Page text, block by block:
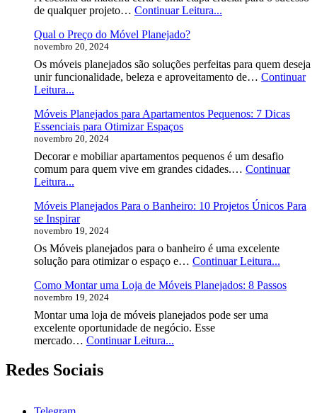
Porta
de
Escolher?
de qualquer projeto… Continuar Leitura...
Escolher?
Qual o Preço do Móvel Planejado?
novembro 20, 2024
Os móveis planejados são soluções perfeitas para quem deseja
unir funcionalidade, beleza e aproveitamento de… Continuar
Leitura...
Preço
do
Móvel
Planejado?
Móveis Planejados para Apartamentos Pequenos: 7 Dicas
Essenciais para Otimizar Espaços
novembro 20, 2024
Decorar e mobiliar apartamentos pequenos é um desafio
comum para quem vive em grandes cidades.… Continuar
Leitura...
para
Apartamentos
Pequenos:
7
Dicas
para
Otimizar
Espaços
Móveis Planejados Para o Banheiro: 10 Projetos Únicos Para
se Inspirar
novembro 19, 2024
Os Móveis planejados para o banheiro é uma excelente
solução para otimizar o espaço e… Continuar Leitura...
Para
Como Montar uma Loja de Móveis Planejados: 8 Passos
novembro 19, 2024
Montar uma loja de móveis planejados pode ser uma
excelente oportunidade de negócio. Esse
mercado… Continuar Leitura...
Redes Sociais